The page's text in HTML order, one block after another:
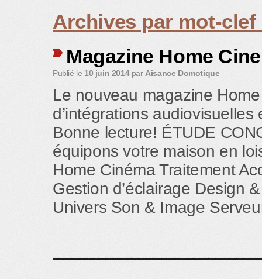
Archives par mot-
Magazine Home
Publié le 10 juin 2014 par Aisance Domotique
Le nouveau magazine
d’intégrations
Bonne lecture! ÉTUDE
équipons votre maison en
Home Cinéma Traitement
Gestion d’éclairage Design
Univers Son & Image